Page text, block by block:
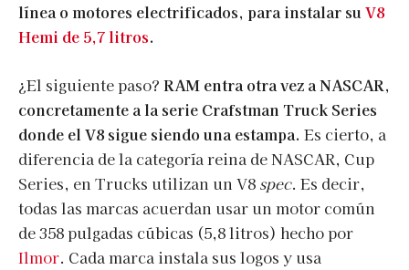
línea o motores electrificados, para instalar suV8
Hemi de 5,7 litros.
¿El siguiente paso? RAM entra otra vez a NASCAR,
concretamente a la serie Crafstman Truck Series
donde el V8 sigue siendo una estampa. Es cierto, a
diferencia de la categoría reina de NASCAR, Cup
Series, en Trucks utilizan un V8 spec. Es decir,
todas las marcas acuerdan usar un motor común
de 358 pulgadas cúbicas (5,8 litros) hecho por
Ilmor. Cada marca instala sus logos y usa